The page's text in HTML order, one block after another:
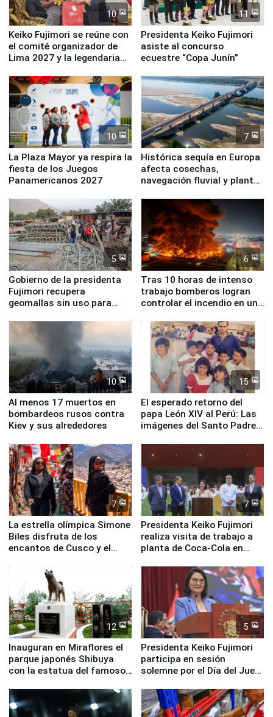
10
Keiko Fujimori se reúne con
el comité organizador de
Lima 2027 y la legendaria
11
Presidenta Keiko Fujimori
asiste al concurso
ecuestre “Copa Junín”
10
La Plaza Mayor ya respira la
fiesta de los Juegos
Panamericanos 2027
7
Histórica sequía en Europa
afecta cosechas,
navegación fluvial y plantas
5
Gobierno de la presidenta
Fujimori recupera
geomallas sin uso para
Fenómeno El Niño
6
Tras 10 horas de intenso
trabajo bomberos logran
controlar el incendio en una
de Chile
10
Al menos 17 muertos en
bombardeos rusos contra
Kiev y sus alrededores
15
El esperado retorno del
papa León XIV al Perú: Las
imágenes del Santo Padre
7
La estrella olímpica Simone
Biles disfruta de los
encantos de Cusco y el
7
Presidenta Keiko Fujimori
realiza visita de trabajo a
planta de Coca-Cola en
12
Inauguran en Miraflores el
parque japonés Shibuya
con la estatua del famoso
5
Presidenta Keiko Fujimori
participa en sesión
solemne por el Día del Juez